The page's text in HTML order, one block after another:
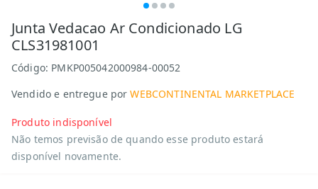
Junta Vedacao Ar Condicionado LG
CLS31981001
Código: PMKP005042000984-00052
Vendido e entregue por WEBCONTINENTAL MARKETPLACE
Produto indisponível
Não temos previsão de quando esse produto estará
disponível novamente.